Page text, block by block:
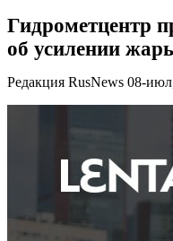
Гидрометцентр
об усилении
Редакция RusNews 08-